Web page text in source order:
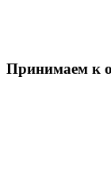
Принимаем к